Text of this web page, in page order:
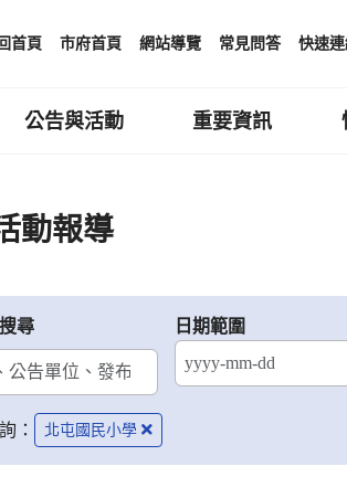
首頁 市府首頁 網站導覽 常見問答 快速
公告與活動 重要資訊
動報導
尋
日期範圍
結束日期
： 北屯國民小學